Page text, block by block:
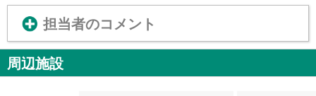
担当者のコメント
周辺施設